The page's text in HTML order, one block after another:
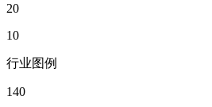
20
10
行业图例
140